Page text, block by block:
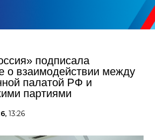
подписала
о взаимодействии между
палатой РФ и
партиями
13:26